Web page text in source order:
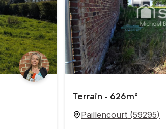
Terrain - 626m²
Paillencourt (59295)